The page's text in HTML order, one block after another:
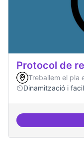
Protocol de
Treballem el pla
Dinamització i